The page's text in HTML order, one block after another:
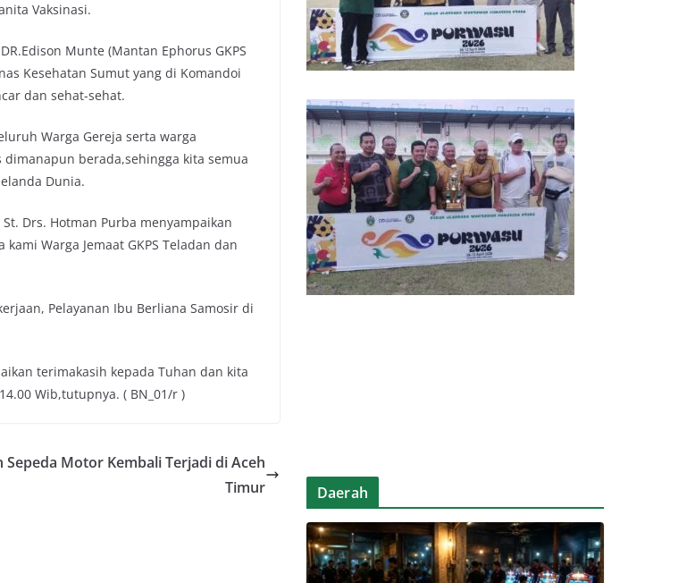
Vaksinasi.
Munte (Mantan Ephorus GKPS
Kesehatan Sumut yang di Komandoi
dan sehat-sehat.
Warga Gereja serta warga
dimanapun berada,sehingga kita semua
Dunia.
Drs. Hotman Purba menyampaikan
Warga Jemaat GKPS Teladan dan
Pelayanan Ibu Berliana Samosir di
terimakasih kepada Tuhan dan kita
Wib,tutupnya. ( BN_01/r )
Sepeda Motor Kembali Terjadi di Aceh
Timur
Daerah